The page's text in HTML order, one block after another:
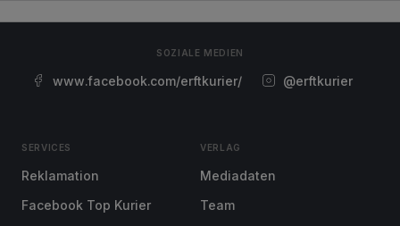
SOZIALE MEDIEN
www.facebook.com/erftkurier/ @erftkurier
SERVICES
Reklamation
Facebook Top Kurier
VERLAG
Mediadaten
Team